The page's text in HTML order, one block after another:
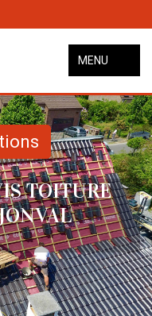
MENU
TOITURE